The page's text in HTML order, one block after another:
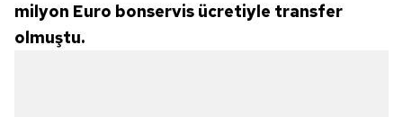
milyon Euro bonservis ücretiyle transfer
olmuştu.